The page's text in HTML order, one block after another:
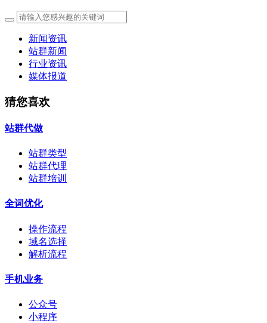
新闻资讯
站群新闻
行业资讯
媒体报道
猜您喜欢
站群代做
站群类型
站群代理
站群培训
全词优化
操作流程
域名选择
解析流程
手机业务
公众号
小程序